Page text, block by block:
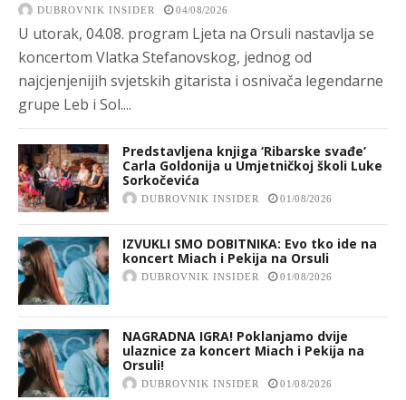
DUBROVNIK INSIDER 04/08/2026
U utorak, 04.08. program Ljeta na Orsuli nastavlja se
koncertom Vlatka Stefanovskog, jednog od
najcjenjenijih svjetskih gitarista i osnivača legendarne
grupe Leb i Sol....
Predstavljena knjiga ‘Ribarske svađe’
Carla Goldonija u Umjetničkoj školi Luke
Sorkočevića
DUBROVNIK INSIDER 01/08/2026
IZVUKLI SMO DOBITNIKA: Evo tko ide na
koncert Miach i Pekija na Orsuli
DUBROVNIK INSIDER 01/08/2026
NAGRADNA IGRA! Poklanjamo dvije
ulaznice za koncert Miach i Pekija na
Orsuli!
DUBROVNIK INSIDER 01/08/2026